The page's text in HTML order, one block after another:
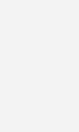
bis zur vernetzten
mit der
in Betrieb.
Wärmebedarfs.
noch weiter. Er will